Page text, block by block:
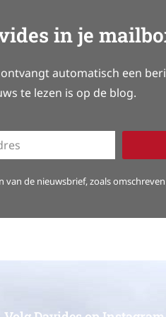
in je
automatisch een
te lezen is op de blog.
de nieuwsbrief, zoals